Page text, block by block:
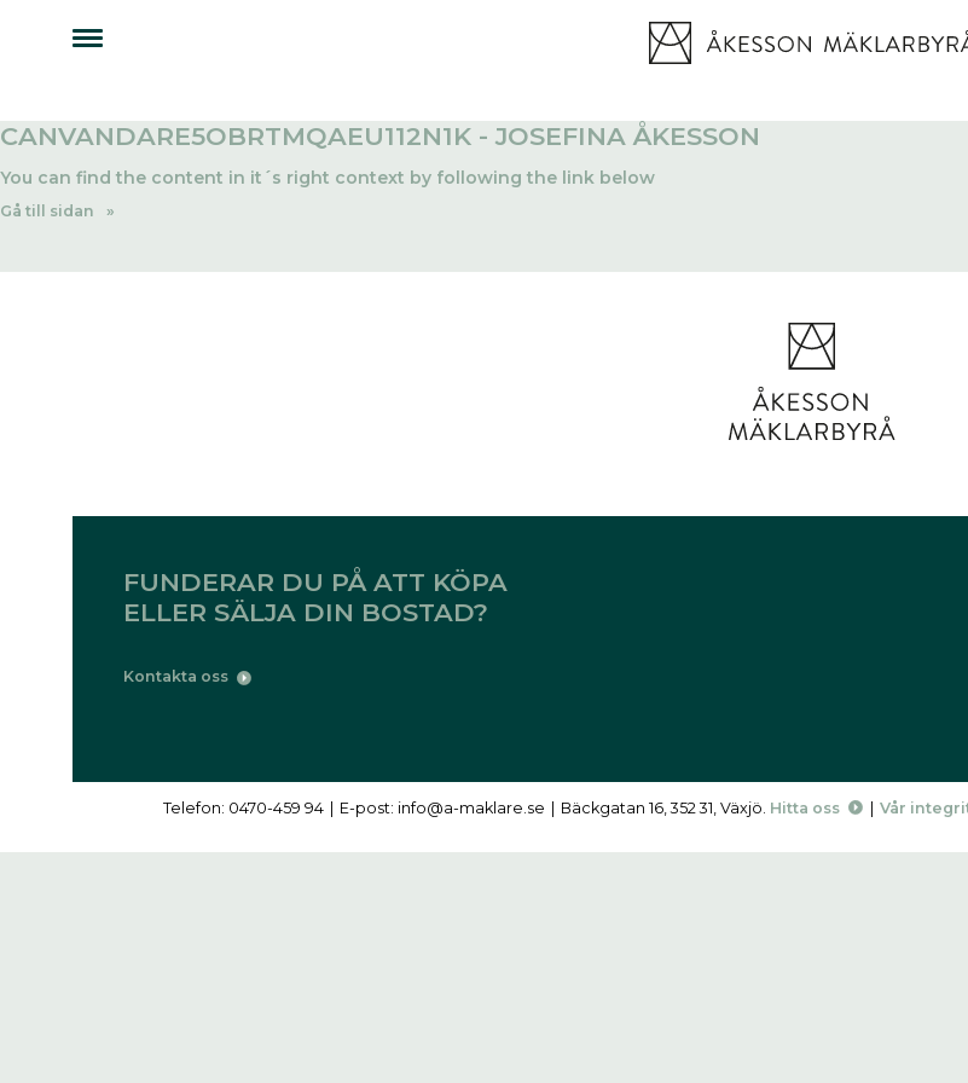
CANVANDARE5OBRTMQAEU112N1K - JOSEFINA ÅKESSON
You can find the content in it´s right context by following the link below
Gå till sidan
FUNDERAR DU PÅ ATT KÖPA
ELLER SÄLJA DIN BOSTAD?
Kontakta oss
Telefon: 0470-459 94 E-post: info@a-maklare.se Bäckgatan 16, 352 31, Växjö. Hitta oss Vår